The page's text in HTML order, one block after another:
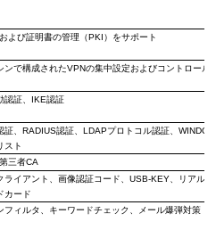
よび証明書の管理（PKI）をサポート
ンで構成されたVPNの集中設定およびコントロール
認証、 IKE認証
、 RADIUS認証、 LDAPプロトコル認証、
スト
第三者CA
ライアント 、画像認証コード、 USB-KEY、リアルタ
カード
フィルタ キーワードチェック メール爆弾対策